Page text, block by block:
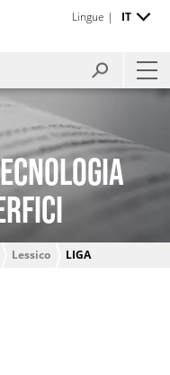
Lingue | IT
Lessico LIGA